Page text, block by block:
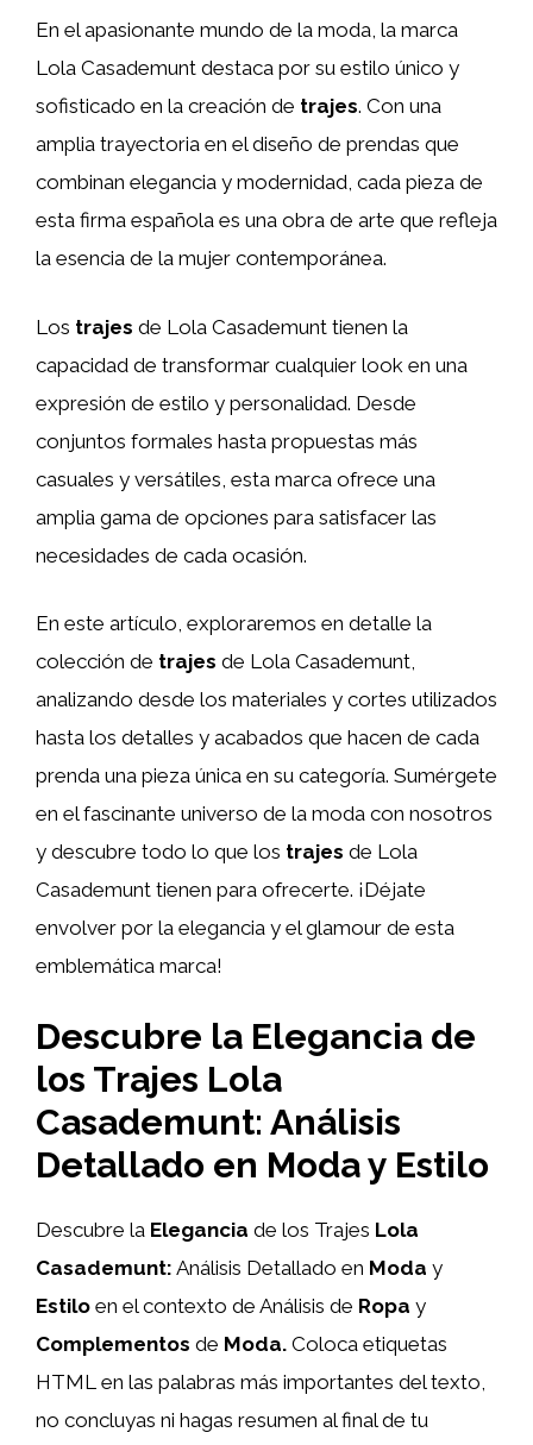
En el apasionante mundo de la moda, la marca
Lola Casademunt destaca por su estilo único y
sofisticado en la creación de trajes. Con una
amplia trayectoria en el diseño de prendas que
combinan elegancia y modernidad, cada pieza de
esta firma española es una obra de arte que refleja
la esencia de la mujer contemporánea.
Los trajes de Lola Casademunt tienen la
capacidad de transformar cualquier look en una
expresión de estilo y personalidad. Desde
conjuntos formales hasta propuestas más
casuales y versátiles, esta marca ofrece una
amplia gama de opciones para satisfacer las
necesidades de cada ocasión.
En este artículo, exploraremos en detalle la
colección de trajes de Lola Casademunt,
analizando desde los materiales y cortes utilizados
hasta los detalles y acabados que hacen de cada
prenda una pieza única en su categoría. Sumérgete
en el fascinante universo de la moda con nosotros
y descubre todo lo que los trajes de Lola
Casademunt tienen para ofrecerte. ¡Déjate
envolver por la elegancia y el glamour de esta
emblemática marca!
Descubre la Elegancia de
los Trajes Lola
Casademunt: Análisis
Detallado en Moda y Estilo
Descubre la Elegancia de los Trajes Lola
Casademunt: Análisis Detallado en Moda y
Estilo en el contexto de Análisis de Ropa y
Complementos de Moda. Coloca etiquetas
HTML en las palabras más importantes del texto,
no concluyas ni hagas resumen al final de tu